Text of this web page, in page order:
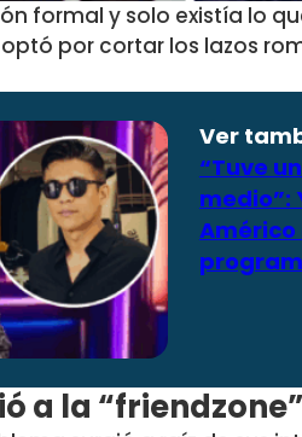
formal y solo existía lo
optó por cortar los lazos
Ver
“Tuve
medio”:
Américo
a la